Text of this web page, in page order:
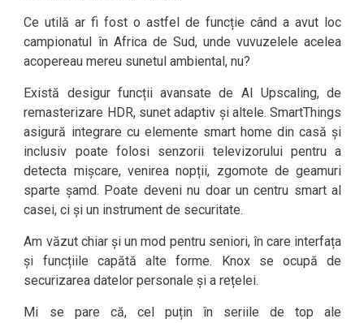
Ce utilă ar fi fost o astfel de funcție când a avut loc
campionatul în Africa de Sud, unde vuvuzelele acelea
acopereau mereu sunetul ambiental, nu?
Există desigur funcții avansate de AI Upscaling, de
remasterizare HDR, sunet adaptiv și altele. SmartThings
asigură integrare cu elemente smart home din casă și
inclusiv poate folosi senzorii televizorului pentru a
detecta mișcare, venirea nopții, zgomote de geamuri
sparte șamd. Poate deveni nu doar un centru smart al
casei, ci și un instrument de securitate.
Am văzut chiar și un mod pentru seniori, în care interfața
și funcțiile capătă alte forme. Knox se ocupă de
securizarea datelor personale și a rețelei.
Mi se pare că, cel puțin în seriile de top ale